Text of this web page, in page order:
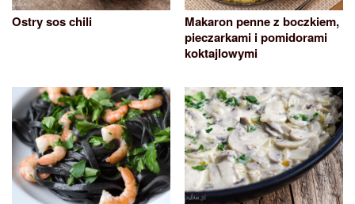
Ostry sos chili
Makaron penne z boczkiem,
pieczarkami i pomidorami
koktajlowymi